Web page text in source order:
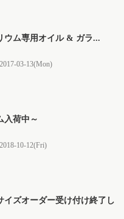
ウム専用オイル & ガラ...
2017-03-13(Mon)
入荷中～
2018-10-12(Fri)
イズオーダー受け付け終了し